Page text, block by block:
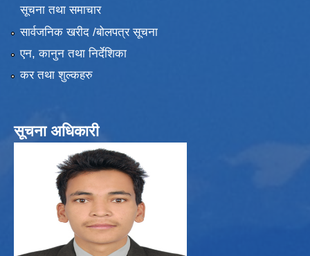
सूचना तथा समाचार
सार्वजनिक खरीद /बोलपत्र सूचना
एन, कानुन तथा निर्देशिका
कर तथा शुल्कहरु
सूचना अधिकारी